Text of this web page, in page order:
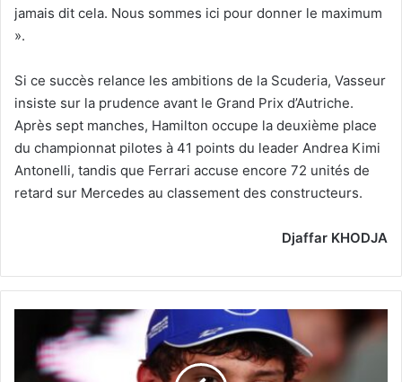
jamais dit cela. Nous sommes ici pour donner le maximum
».
Si ce succès relance les ambitions de la Scuderia, Vasseur
insiste sur la prudence avant le Grand Prix d’Autriche.
Après sept manches, Hamilton occupe la deuxième place
du championnat pilotes à 41 points du leader Andrea Kimi
Antonelli, tandis que Ferrari accuse encore 72 unités de
retard sur Mercedes au classement des constructeurs.
Djaffar KHODJA
Catalogne